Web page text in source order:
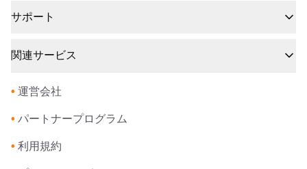
サポート
関連サービス
• 運営会社
• パートナープログラム
• 利用規約